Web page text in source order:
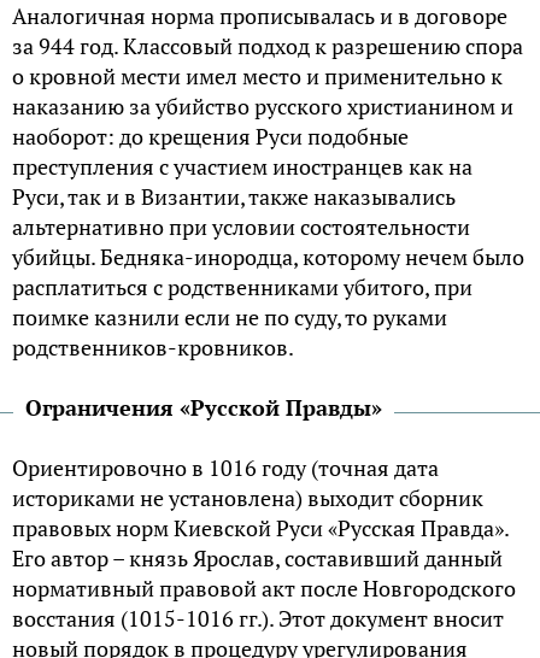
Аналогичная норма прописывалась и в договоре
за 944 год. Классовый подход к разрешению спора
о кровной мести имел место и применительно к
наказанию за убийство русского христианином и
наоборот: до крещения Руси подобные
преступления с участием иностранцев как на
Руси, так и в Византии, также наказывались
альтернативно при условии состоятельности
убийцы. Бедняка-инородца, которому нечем было
расплатиться с родственниками убитого, при
поимке казнили если не по суду, то руками
родственников-кровников.
Ограничения «Русской Правды»
Ориентировочно в 1016 году (точная дата
историками не установлена) выходит сборник
правовых норм Киевской Руси «Русская Правда».
Его автор – князь Ярослав, составивший данный
нормативный правовой акт после Новгородского
восстания (1015-1016 гг.). Этот документ вносит
новый порядок в процедуру урегулирования